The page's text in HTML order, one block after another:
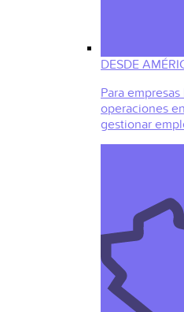
DESDE
Para
operaciones
gestionar